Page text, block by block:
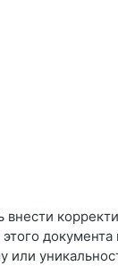
документа
или